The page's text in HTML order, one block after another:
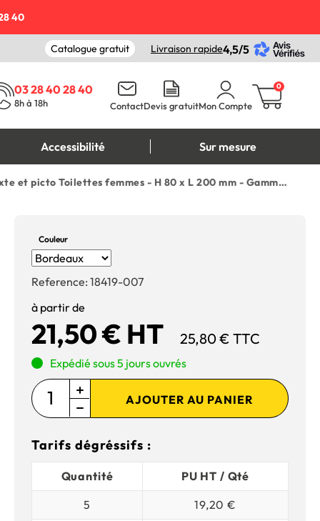
40
Catalogue gratuit Livraison rapide4,5/5
03 28 40 28 40
8h à 18h ContactDevis gratuitMon Compte
0
Accessibilité Sur mesure
Plaquette gravée avec texte et picto Toilettes femmes - H 80 x L 200 mm - Gamme Couleur
Couleur
Reference: 18419-007
à partir de
21,50 € HT 25,80 € TTC
Expédié sous 5 jours ouvrés
AJOUTER AU PANIER
Tarifs dégréssifs :
Quantité
PU HT / Qté
5
19,20 €